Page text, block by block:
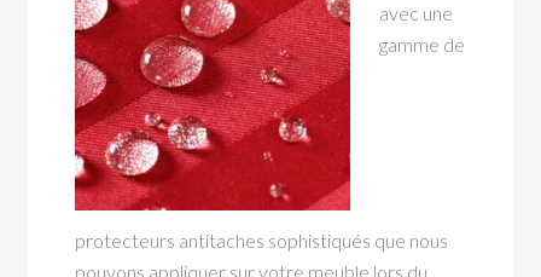
avec une
gamme de
protecteurs antitaches sophistiqués que nous
pouvons appliquer sur votre meuble lors du